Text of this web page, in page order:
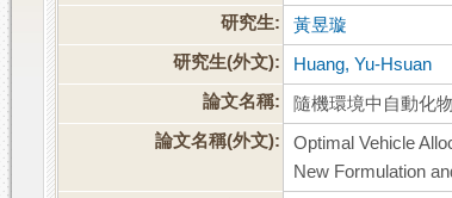
研究生:
黃昱璇
研究生(外文):
Huang, Yu-Hsuan
論文名稱:
隨機環境中自動化
論文名稱(外文):
Optimal Vehicle
New Formulation